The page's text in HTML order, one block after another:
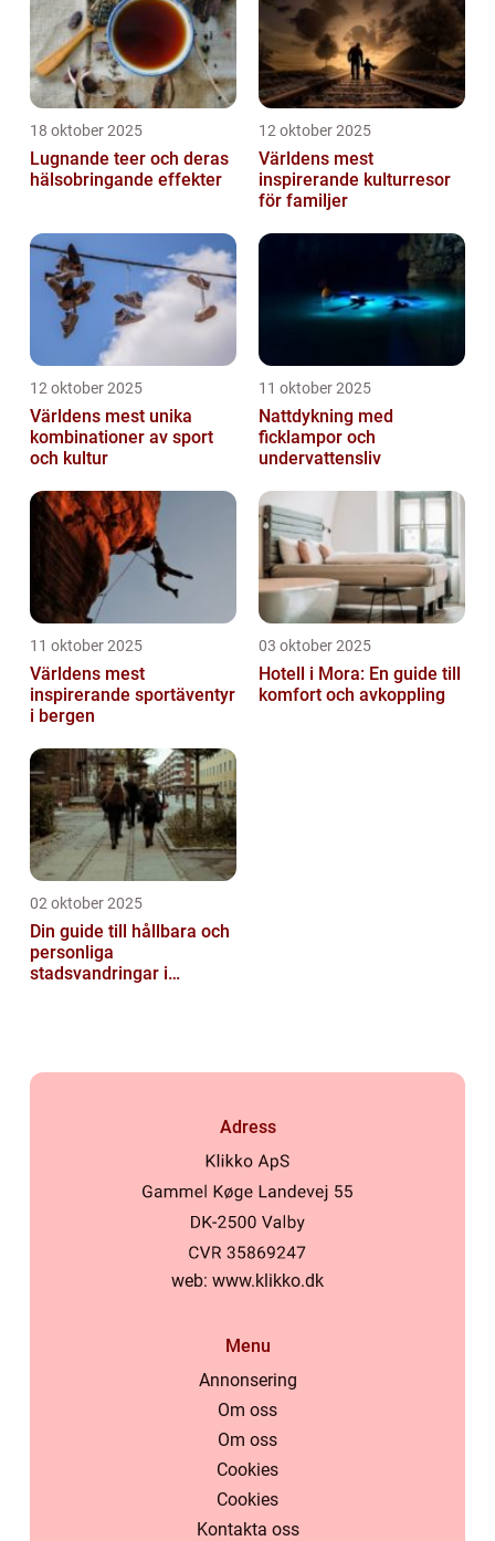
18 oktober 2025
Lugnande teer och deras
hälsobringande effekter
12 oktober 2025
Världens mest
inspirerande kulturresor
för familjer
12 oktober 2025
Världens mest unika
kombinationer av sport
och kultur
11 oktober 2025
Nattdykning med
ficklampor och
undervattensliv
11 oktober 2025
Världens mest
inspirerande sportäventyr
i bergen
03 oktober 2025
Hotell i Mora: En guide till
komfort och avkoppling
02 oktober 2025
Din guide till hållbara och
personliga
stadsvandringar i
Adress
web: www.klikko.dk
Menu
Annonsering
Om oss
Om oss
Cookies
Cookies
Kontakta oss